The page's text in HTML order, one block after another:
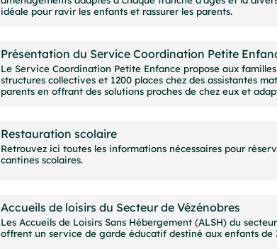
idéale pour ravir les enfants et rassurer les parents.
Présentation du Service Coordination Petite
Le Service Coordination Petite Enfance propose aux
structures collectives et 1200 places chez des assistantes
parents en offrant des solutions proches de chez eux et
Restauration scolaire
Retrouvez ici toutes les informations nécessaires pour
cantines scolaires.
Accueils de loisirs du Secteur de Vézénobres
Les Accueils de Loisirs Sans Hébergement (ALSH) du
offrent un service de garde éducatif destiné aux enfants de